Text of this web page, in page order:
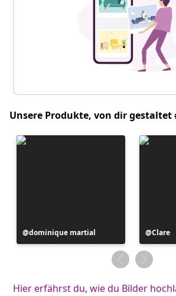
Unsere Produkte, von dir gestaltet
Beitrag
veröffentlicht
dominique martial
Beitrag
von
Clare
Hier erfährst du, wie du Bilder